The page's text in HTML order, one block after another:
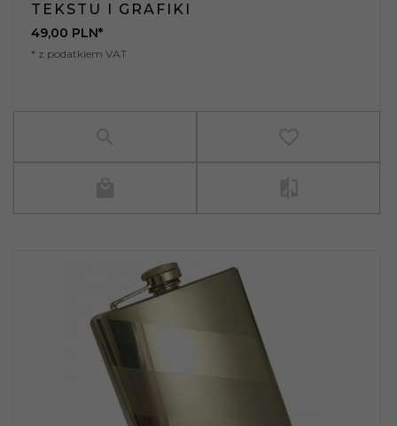
TEKSTU I GRAFIKI
49,00 PLN*
* z podatkiem VAT